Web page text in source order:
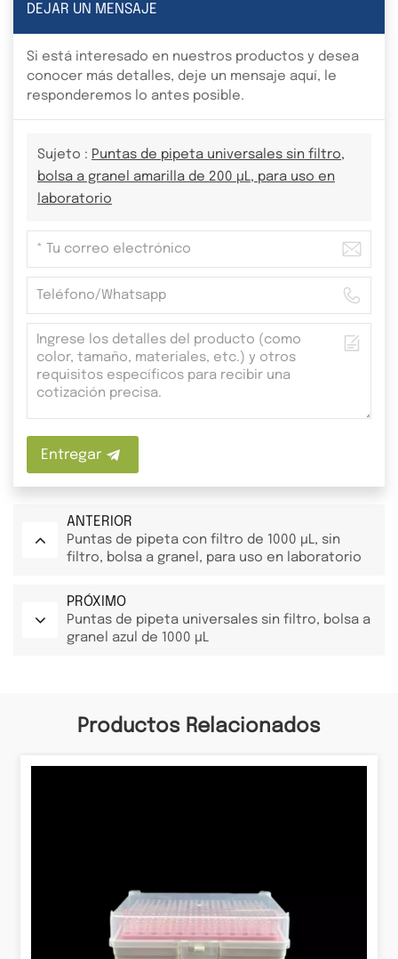
DEJAR UN MENSAJE
Si está interesado en nuestros productos y desea
conocer más detalles, deje un mensaje aquí, le
responderemos lo antes posible.
Sujeto : Puntas de pipeta universales sin filtro,
bolsa a granel amarilla de 200 µL, para uso en
laboratorio
Entregar
ANTERIOR
Puntas de pipeta con filtro de 1000 µL, sin
filtro, bolsa a granel, para uso en laboratorio
PRÓXIMO
Puntas de pipeta universales sin filtro, bolsa a
granel azul de 1000 µL
Productos Relacionados